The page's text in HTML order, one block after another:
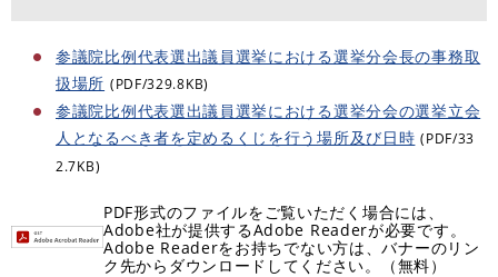
参議院比例代表選出議員選挙における選挙分会長の事務取
扱場所 (PDF/329.8KB)
参議院比例代表選出議員選挙における選挙分会の選挙立会
人となるべき者を定めるくじを行う場所及び日時 (PDF/33
2.7KB)
PDF形式のファイルをご覧いただく場合には、
Adobe社が提供するAdobe Readerが必要です。
Adobe Readerをお持ちでない方は、バナーのリン
ク先からダウンロードしてください。（無料）